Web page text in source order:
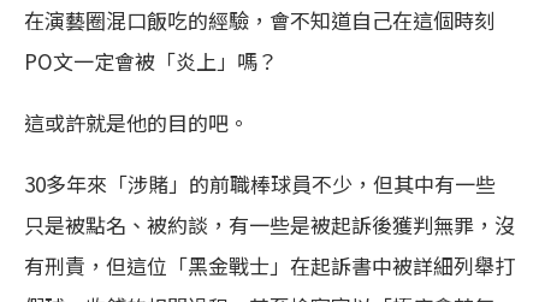
在演藝圈混口飯吃的經驗，會不知道自己在這個時刻
PO文一定會被「炎上」嗎？
這或許就是他的目的吧。
30多年來「涉賭」的前職棒球員不少，但其中有一些
只是被點名、被約談，有一些是被起訴後獲判無罪，沒
有刑責，但這位「黑金戰士」在起訴書中被詳細列舉打